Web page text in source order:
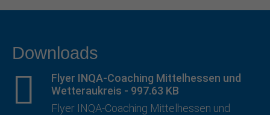
Downloads
Flyer INQA-Coaching Mittelhessen und
Wetteraukreis - 997.63 KB
Flyer INQA-Coaching Mittelhessen und